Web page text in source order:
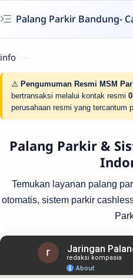
info
⚠️ Pengumuman Resmi MSM
bertransaksi melalui kontak resmi
perusahaan resmi yang tercantum
Palang Parkir &
Temukan layanan palang
otomatis, sistem parkir